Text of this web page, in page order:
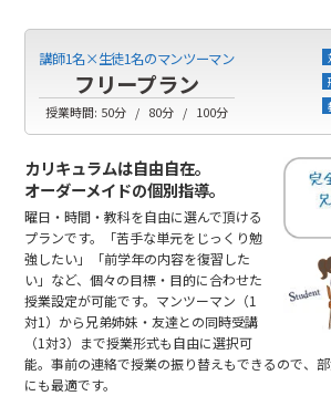
講師1名×生徒1名のマンツーマン
フリープラン
授業時間: 50分 80分 100分
カリキュラムは自由自在。
オーダーメイドの個別指導。
曜日・時間・教科を自由に選んで頂ける
プランです。「苦手な単元をじっくり勉
強したい」「前学年の内容を復習した
い」など、個々の目標・目的に合わせた
授業設定が可能です。マンツーマン（1
対1）から兄弟姉妹・友達との同時受講
（1対3）まで授業形式も自由に選択可
能。事前の連絡で授業の振り替えもできるので、
にも最適です。